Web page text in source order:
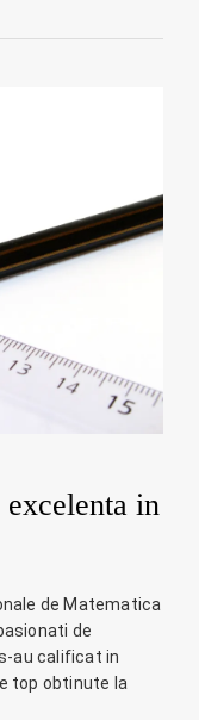
excelenta in
de Matematica
de
au calificat in
top obtinute la